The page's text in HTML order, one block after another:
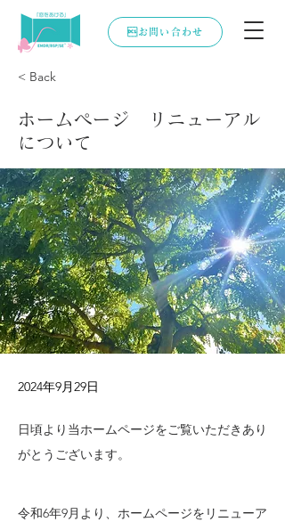
お問い合わせ
< Back
ホームページ リニューアル
について
2024年9月29日
日頃より当ホームページをご覧いただきあり
がとうございます。
令和6年9月より、ホームページをリニューア